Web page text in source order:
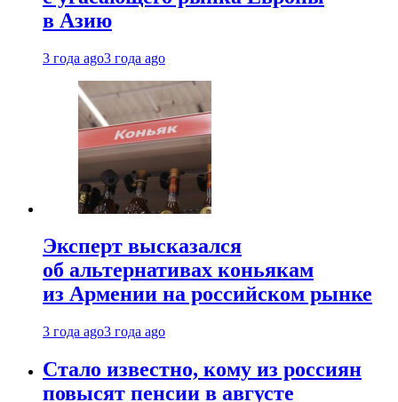
в Азию
3 года ago3 года ago
Эксперт высказался
об альтернативах коньякам
из Армении на российском рынке
3 года ago3 года ago
Стало известно, кому из россиян
повысят пенсии в августе